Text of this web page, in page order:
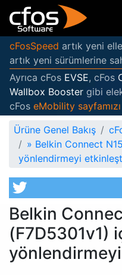
cFosSpeed artık yeni
artık yeni sürümlerine
Ayrıca cFos EVSE, cFos
Wallbox Booster gibi
cFos eMobility sayfamızı
Ürüne Genel Bakış
» Belkin Connect
yönlendirmeyi
Belkin
(F7D5301v1)